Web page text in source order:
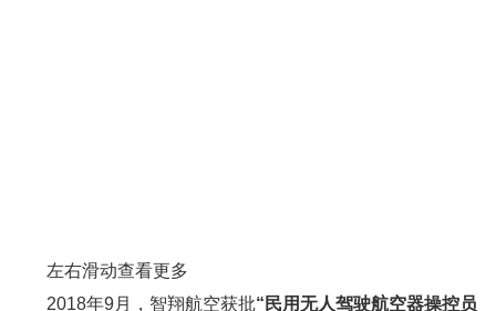
左右滑动查看更多
2018年9月，智翔航空获批“民用无人驾驶航空器操控员